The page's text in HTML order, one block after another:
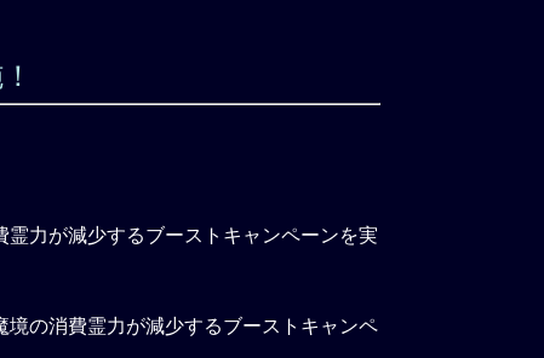
霊力が減少するブーストキャンペーンを実
の消費霊力が減少するブーストキャンペ